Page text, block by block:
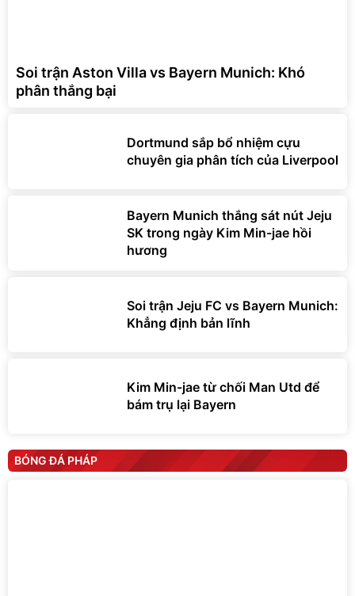
Soi trận Aston Villa vs Bayern Munich: Khó
phân thắng bại
Dortmund sắp bổ nhiệm cựu
chuyên gia phân tích của Liverpool
Bayern Munich thắng sát nút Jeju
SK trong ngày Kim Min-jae hồi
hương
Soi trận Jeju FC vs Bayern Munich:
Khẳng định bản lĩnh
Kim Min-jae từ chối Man Utd để
bám trụ lại Bayern
BÓNG ĐÁ PHÁP